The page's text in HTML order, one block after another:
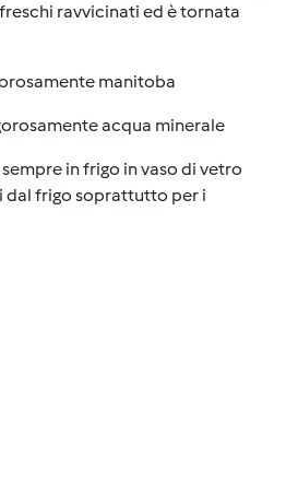
ravvicinati ed è tornata
manitoba
acqua minerale
in frigo in vaso di vetro
dal frigo soprattutto per i